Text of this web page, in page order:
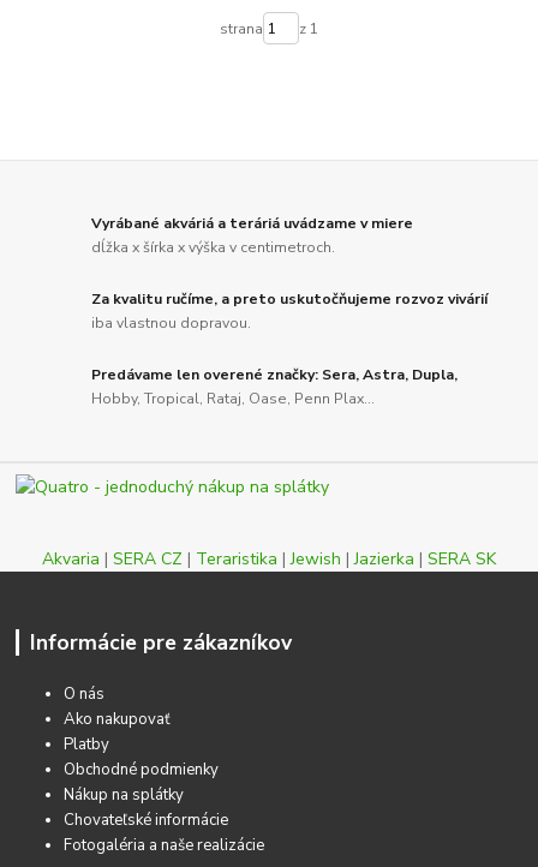
strana z 1
Vyrábané akváriá a teráriá uvádzame v miere
dĺžka x šírka x výška v centimetroch.
Za kvalitu ručíme, a preto uskutočňujeme rozvoz vivárií
iba vlastnou dopravou.
Predávame len overené značky: Sera, Astra, Dupla,
Hobby, Tropical, Rataj, Oase, Penn Plax...
Akvaria | SERA CZ | Teraristika |Jewish |Jazierka | SERA SK
Informácie pre zákazníkov
O nás
Ako nakupovať
Platby
Obchodné podmienky
Nákup na splátky
Chovateľské informácie
Fotogaléria a naše realizácie